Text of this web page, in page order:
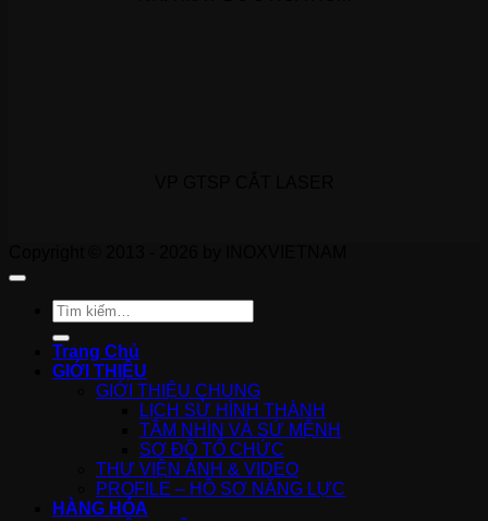
Tìm
kiếm:
Trang Chủ
GIỚI THIỆU
GIỚI THIỆU CHUNG
LỊCH SỬ HÌNH THÀNH
TẦM NHÌN VÀ SỨ MỆNH
SƠ ĐỒ TỔ CHỨC
THƯ VIỆN ẢNH & VIDEO
PROFILE – HỒ SƠ NĂNG LỰC
HÀNG HÓA